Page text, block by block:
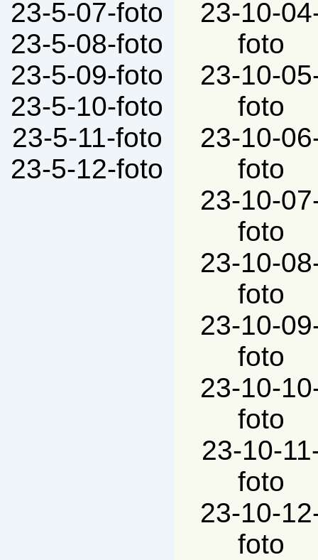
23-5-07-foto
23-5-08-foto
23-5-09-foto
23-5-10-foto
23-5-11-foto
23-5-12-foto
23-10-
foto
23-10-
foto
23-10-
foto
23-10-
foto
23-10-
foto
23-10-
foto
23-10-
foto
23-10-
foto
23-10-
foto